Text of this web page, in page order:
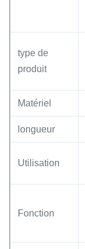
type de
produit
Matériel
longueur
Utilisation
Fonction